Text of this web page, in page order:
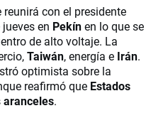
reunirá con el presidente
en Pekínen lo que se
de alto voltaje. La
Taiwán, energía e Irán.
optimista sobre la
reafirmó que Estados
aranceles.